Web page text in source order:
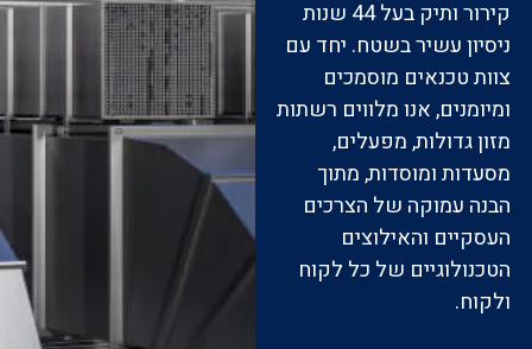
קירור ותיק בעל 44 שנות
ניסיון עשיר בשטח. יחד עם
צוות טכנאים מוסמכים
ומיומנים, אנו מלווים רשתות
מזון גדולות, מפעלים,
מסעדות ומוסדות, מתוך
הבנה עמוקה של הצרכים
העסקיים והאילוצים
הטכנולוגיים של כל לקוח
ולקוח.